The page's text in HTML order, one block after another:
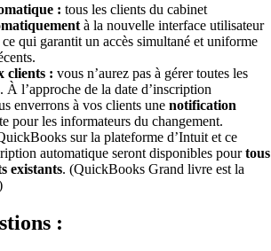
: tous les clients du cabinet
à la nouvelle interface utilisateur
qui garantit un accès simultané et uniforme
clients : vous n’aurez pas à gérer toutes les
À l’approche de la date d’inscription
enverrons à vos clients une notification
pour les informateurs du changement.
sur la plateforme d’Intuit et ce
automatique seront disponibles pourtous
existants. (QuickBooks Grand livre est la
: